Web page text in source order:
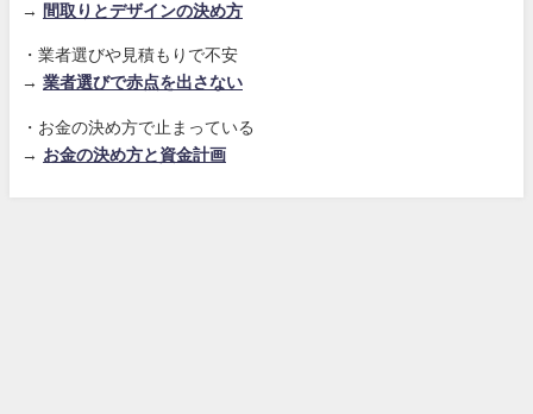
→
間取りとデザインの決め方
・業者選びや見積もりで不安
→ 業者選びで赤点を出さない
・お金の決め方で止まっている
→ お金の決め方と資金計画